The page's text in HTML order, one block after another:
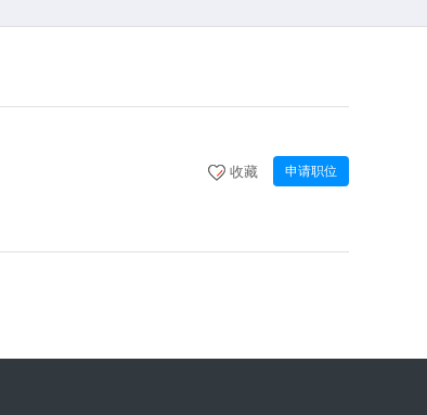
收藏 申请职位